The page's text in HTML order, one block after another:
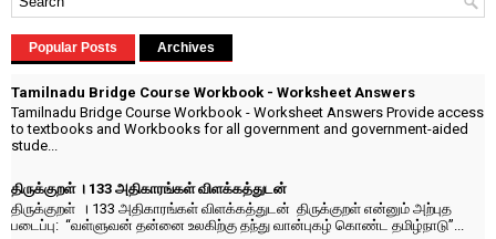
Popular Posts Archives
Tamilnadu Bridge Course Workbook - Worksheet Answers
Tamilnadu Bridge Course Workbook - Worksheet Answers Provide access
to textbooks and Workbooks for all government and government-aided
stude...
திருக்குறள் । 133 அதிகாரங்கள் விளக்கத்துடன்
திருக்குறள் । 133 அதிகாரங்கள் விளக்கத்துடன் திருக்குறள் என்னும் அற்புத
படைப்பு: “வள்ளுவன் தன்னை உலகிற்கு தந்து வான்புகழ் கொண்ட தமிழ்நாடு”...